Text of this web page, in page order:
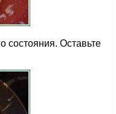
состояния. Оставьте